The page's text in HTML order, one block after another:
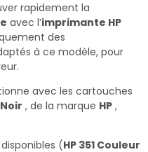
rapidement la
avec l’imprimante HP
des
à ce modèle, pour
avec les cartouches
, de la marque HP ,
(HP 351 Couleur